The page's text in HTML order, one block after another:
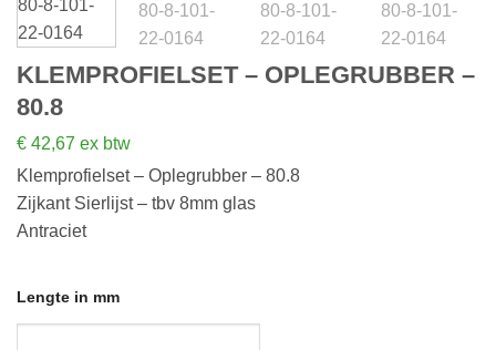
KLEMPROFIELSET – OPLEGRUBBER –
80.8
€ 42,67 ex btw
Klemprofielset – Oplegrubber – 80.8
Zijkant Sierlijst – tbv 8mm glas
Antraciet
Lengte in mm